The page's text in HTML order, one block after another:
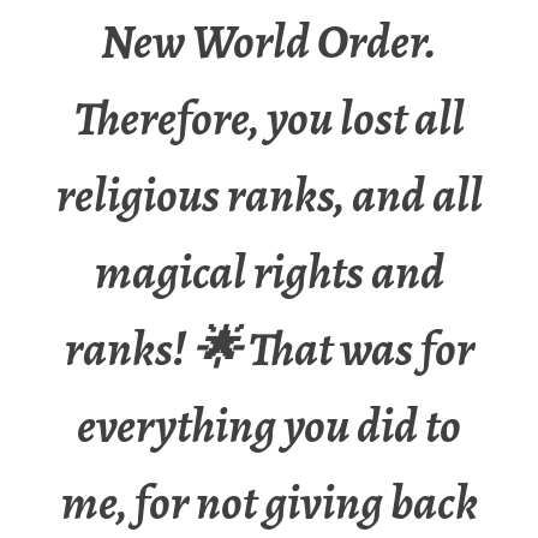
New World Order.
Therefore, you lost all
religious ranks, and all
magical rights and
ranks! 🌟 That was for
everything you did to
me, for not giving back